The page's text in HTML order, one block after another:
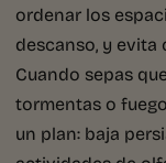
ordenar los
descanso, y
Cuando sepas
tormentas o
un plan: baja